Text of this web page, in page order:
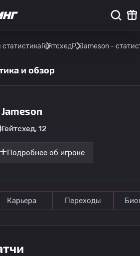
ГейтсхедP. Jameson -
и обзор
Jameson
Гейтсхед, 12
Подробнее об игроке
Карьера Переходы